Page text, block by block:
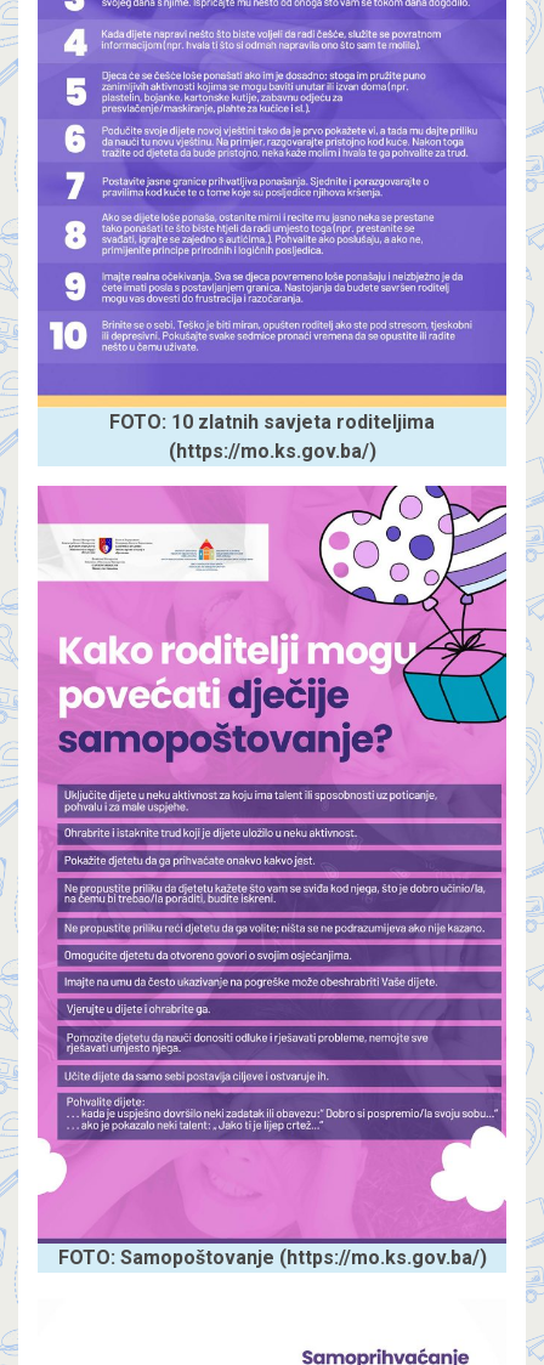
FOTO: 10 zlatnih savjeta roditeljima
(https://mo.ks.gov.ba/)
FOTO: Samopoštovanje (https://mo.ks.gov.ba/)